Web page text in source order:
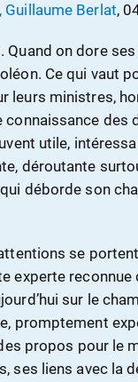
Guillaume Berlat,
on dore
Ce qui vaut
leurs ministres,
connaissance
utile,
déroutante
déborde son
se
experte
sur le
promptement
propos pour le
ses liens avec la